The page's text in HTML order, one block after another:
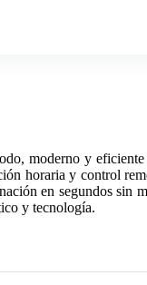
moderno y
horaria y control
en segundos sin
y tecnología.